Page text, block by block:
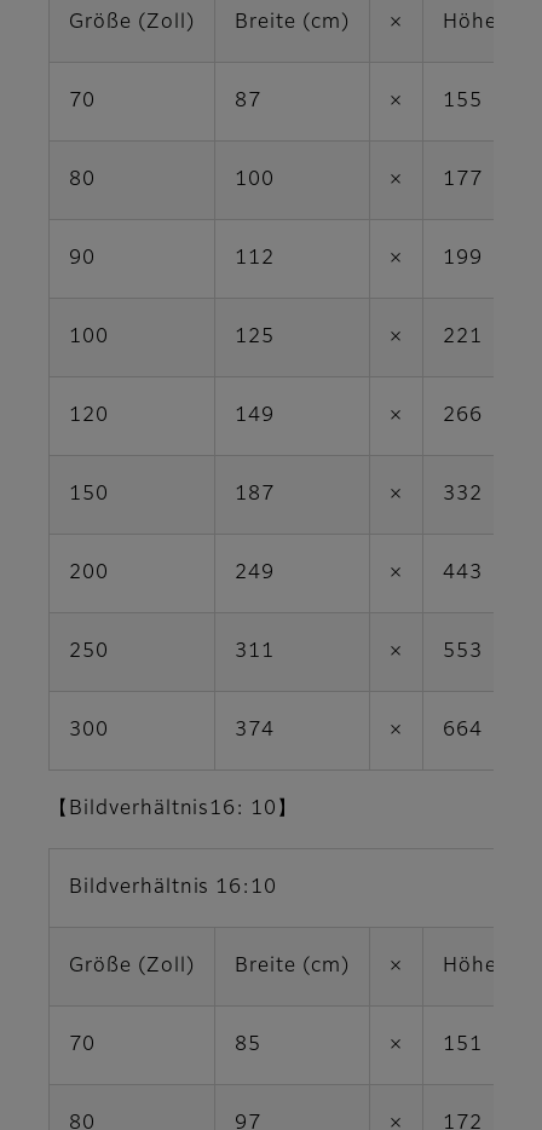
Größe (Zoll) Breite (cm) × Höhe
70 87 × 155
80 100 × 177
90 112 × 199
100 125 × 221
120 149 × 266
150 187 × 332
200 249 × 443
250 311 × 553
300 374 × 664
【Bildverhältnis16: 10】
Bildverhältnis 16:10
Größe (Zoll) Breite (cm) × Höhe
70 85 × 151
80 97 × 172